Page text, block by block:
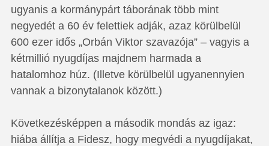
ugyanis a kormánypárt táborának több mint
negyedét a 60 év felettiek adják, azaz körülbelül
600 ezer idős „Orbán Viktor szavazója” – vagyis a
kétmillió nyugdíjas majdnem harmada a
hatalomhoz húz. (Illetve körülbelül ugyanennyien
vannak a bizonytalanok között.)
Következésképpen a második mondás az igaz:
hiába állítja a Fidesz, hogy megvédi a nyugdíjakat,